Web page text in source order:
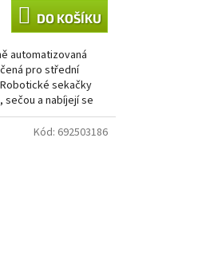
DO KOŠÍKU
automatizovaná
pro střední
sekačky
sečou a nabíjejí se
Kód: 692503186